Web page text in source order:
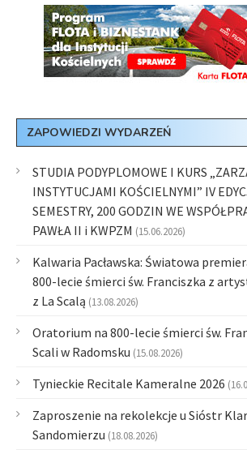
ZAPOWIEDZI WYDARZEŃ
STUDIA PODYPLOMOWE I KURS
INSTYTUCJAMI KOŚCIELNYMI” IV
SEMESTRY, 200 GODZIN WE
PAWŁA II i KWPZM (15.06.2026)
Kalwaria Pacławska: Światowa
800-lecie śmierci św. Franciszka z
z La Scalą (13.08.2026)
Oratorium na 800-lecie śmierci św.
Scali w Radomsku (15.08.2026)
Tynieckie Recitale Kameralne 2026
Zaproszenie na rekolekcje u Sióstr
Sandomierzu (18.08.2026)